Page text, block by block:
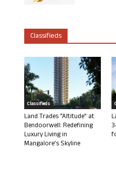
Classifieds
Classifieds
Land Trades “Altitude” at
Bendoorwell: Redefining
Luxury Living in
Mangalore’s Skyline